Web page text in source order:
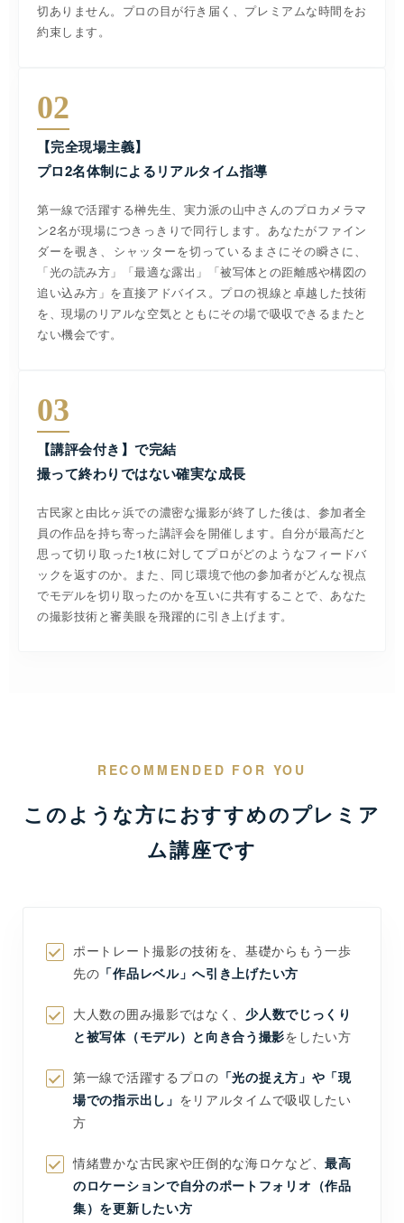
切ありません。プロの目が行き届く、プレミアムな時間をお
約束します。
02
【完全現場主義】
プロ2名体制によるリアルタイム指導
第一線で活躍する榊先生、実力派の山中さんのプロカメラマ
ン2名が現場につきっきりで同行します。あなたがファイン
ダーを覗き、シャッターを切っているまさにその瞬さに、
「光の読み方」「最適な露出」「被写体との距離感や構図の
追い込み方」を直接アドバイス。プロの視線と卓越した技術
を、現場のリアルな空気とともにその場で吸収できるまたと
ない機会です。
03
【講評会付き】で完結
撮って終わりではない確実な成長
古民家と由比ヶ浜での濃密な撮影が終了した後は、参加者全
員の作品を持ち寄った講評会を開催します。自分が最高だと
思って切り取った1枚に対してプロがどのようなフィードバ
ックを返すのか。また、同じ環境で他の参加者がどんな視点
でモデルを切り取ったのかを互いに共有することで、あなた
の撮影技術と審美眼を飛躍的に引き上げます。
RECOMMENDED FOR YOU
このような方におすすめのプレミア
ム講座です
ポートレート撮影の技術を、基礎からもう一歩
先の 「作品レベル」へ引き上げたい方
大人数の囲み撮影ではなく、少人数でじっくり
と被写体（モデル）と向き合う撮影をしたい方
第一線で活躍するプロの 「光の捉え方」や「現
場での指示出し」 をリアルタイムで吸収したい
方
情緒豊かな古民家や圧倒的な海ロケなど、最高
のロケーションで自分のポートフォリオ（作品
集）を更新したい方